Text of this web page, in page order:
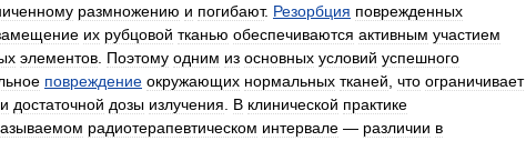
размножению и погибают. Резорбция поврежденных
их рубцовой тканью обеспечиваются активным участием
элементов Поэтому одним из основных условий успешного
повреждение окружающих нормальных тканей что ограничивает
достаточной дозы излучения В клинической практике
радиотерапевтическом интервале — различии в